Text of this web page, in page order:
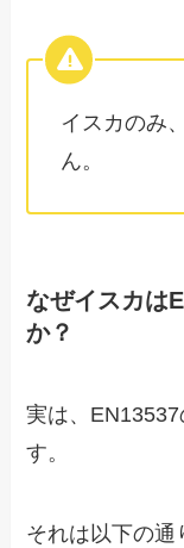
イスカのみ
ん。
なぜイスカは
か？
実は、
す。
それは以下の通